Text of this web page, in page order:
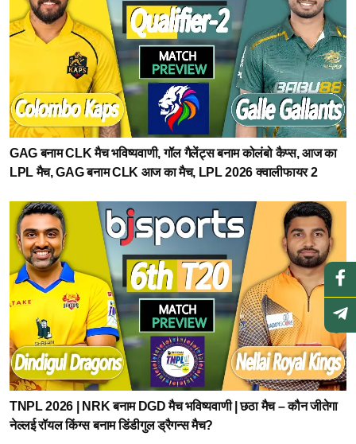
GAG बनाम CLK मैच भविष्यवाणी, गॉल गैलेंट्स बनाम कोलंबो कैप्स, आज का
LPL मैच, GAG बनाम CLK आज का मैच, LPL 2026 क्वालीफायर 2
TNPL 2026 | NRK बनाम DGD मैच भविष्यवाणी | छठा मैच – कौन जीतेगा
नेल्लई रॉयल किंग्स बनाम डिंडीगुल ड्रैगन्स मैच?